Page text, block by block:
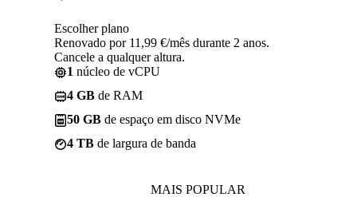
Escolher plano
Renovado por 11,99 €/mês durante 2 anos.
Cancele a qualquer altura.
1 núcleo de vCPU
4 GB de RAM
50 GB de espaço em disco NVMe
4 TB de largura de banda
MAIS POPULAR